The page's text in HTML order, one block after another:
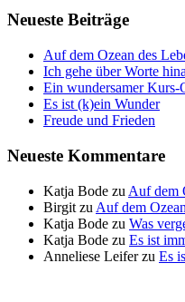
Neueste Beiträge
Auf dem Ozean des
Ich gehe über Worte
Ein wundersamer Kurs-
Es ist (k)ein Wunder
Freude und Frieden
Neueste Kommentare
Katja Bode zu Auf dem
Birgit zu Auf dem
Katja Bode zu Was
Katja Bode zu Es ist
Anneliese Leiferzu Es